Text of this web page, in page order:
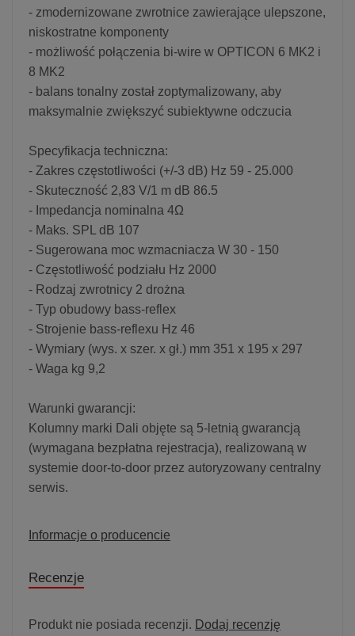
- zmodernizowane zwrotnice zawierające ulepszone,
niskostratne komponenty
- możliwość połączenia bi-wire w OPTICON 6 MK2 i
8 MK2
- balans tonalny został zoptymalizowany, aby
maksymalnie zwiększyć subiektywne odczucia
Specyfikacja techniczna:
- Zakres częstotliwości (+/-3 dB) Hz 59 - 25.000
- Skuteczność 2,83 V/1 m dB 86.5
- Impedancja nominalna 4Ω
- Maks. SPL dB 107
- Sugerowana moc wzmacniacza W 30 - 150
- Częstotliwość podziału Hz 2000
- Rodzaj zwrotnicy 2 drożna
- Typ obudowy bass-reflex
- Strojenie bass-reflexu Hz 46
- Wymiary (wys. x szer. x gł.) mm 351 x 195 x 297
- Waga kg 9,2
Warunki gwarancji:
Kolumny marki Dali objęte są 5-letnią gwarancją
(wymagana bezpłatna rejestracja), realizowaną w
systemie door-to-door przez autoryzowany centralny
serwis.
Informacje o producencie
Recenzje
Produkt nie posiada recenzji. Dodaj recenzję